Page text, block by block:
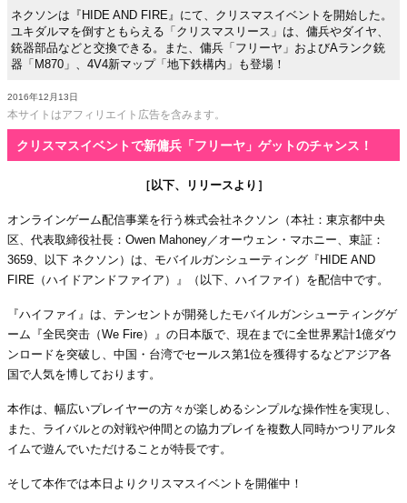
ネクソンは『HIDE AND FIRE』にて、クリスマスイベントを開始した。
ユキダルマを倒すともらえる「クリスマスリース」は、傭兵やダイヤ、
銃器部品などと交換できる。また、傭兵「フリーヤ」およびAランク銃
器「M870」、4V4新マップ「地下鉄構内」も登場！
2016年12月13日
本サイトはアフィリエイト広告を含みます。
クリスマスイベントで新傭兵「フリーヤ」ゲットのチャンス！
［以下、リリースより］
オンラインゲーム配信事業を行う株式会社ネクソン（本社：東京都中央
区、代表取締役社長：Owen Mahoney／オーウェン・マホニー、東証：
3659、以下 ネクソン）は、モバイルガンシューティング『HIDE AND
FIRE（ハイドアンドファイア）』（以下、ハイファイ）を配信中です。
『ハイファイ』は、テンセントが開発したモバイルガンシューティングゲ
ーム『全民突击（We Fire）』の日本版で、現在までに全世界累計1億ダウ
ンロードを突破し、中国・台湾でセールス第1位を獲得するなどアジア各
国で人気を博しております。
本作は、幅広いプレイヤーの方々が楽しめるシンプルな操作性を実現し、
また、ライバルとの対戦や仲間との協力プレイを複数人同時かつリアルタ
イムで遊んでいただけることが特長です。
そして本作では本日よりクリスマスイベントを開催中！